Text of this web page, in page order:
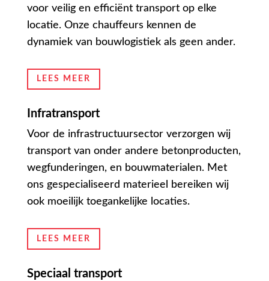
voor veilig en efficiënt transport op elke
locatie. Onze chauffeurs kennen de
dynamiek van bouwlogistiek als geen ander.
LEES MEER
Infratransport
Voor de infrastructuursector verzorgen wij
transport van onder andere betonproducten,
wegfunderingen, en bouwmaterialen. Met
ons gespecialiseerd materieel bereiken wij
ook moeilijk toegankelijke locaties.
LEES MEER
Speciaal transport